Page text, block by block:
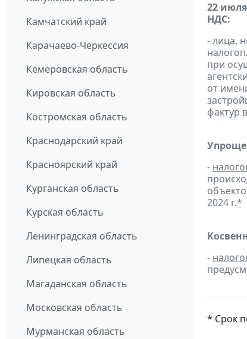
Камчатский край
Карачаево-Черкессия
Кемеровская область
Кировская область
Костромская область
Краснодарский край
Красноярский край
Курганская область
Курская область
Ленинградская область
Липецкая область
Магаданская область
Московская область
Мурманская область
22
НДС:
-лица,
при
от
фактур
-
2024 г.*
-
* Срок